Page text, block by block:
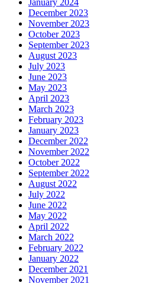
January 2024
December 2023
November 2023
October 2023
September 2023
August 2023
July 2023
June 2023
May 2023
April 2023
March 2023
February 2023
January 2023
December 2022
November 2022
October 2022
September 2022
August 2022
July 2022
June 2022
May 2022
April 2022
March 2022
February 2022
January 2022
December 2021
November 2021